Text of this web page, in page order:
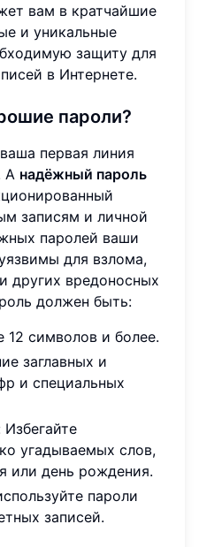
вам в кратчайшие
и уникальные
защиту для
в Интернете.
пароли?
первая линия
A надёжный пароль
записям и личной
паролей ваши
для взлома,
других вредоносных
должен быть:
символов и более.
заглавных и
и специальных
угадываемых слов,
или день рождения.
пароли
записей.